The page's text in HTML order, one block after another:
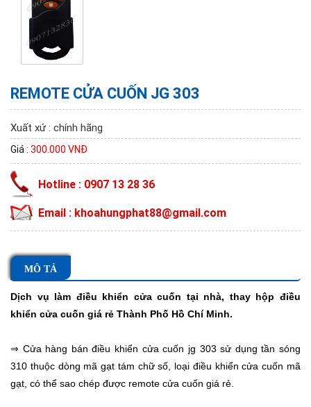
REMOTE CỬA CUỐN JG 303
Xuất xứ : chính hãng
Giá : 300.000 VNĐ
Hotline : 0907 13 28 36
Email : khoahungphat88@gmail.com
MÔ TẢ
Dịch vụ làm điều khiển cửa cuốn tại nhà, thay hộp điều
khiển cửa cuốn giá rẻ Thành Phố Hồ Chí Minh.
⇒ Cửa hàng bánđiều khiển cửa cuốn jg 303 sử dụng tần sóng
310 thuộc dòng mã gạt tám chữ số, loại điều khiển cửa cuốn mã
gạt, có thể sao chép được remote cửa cuốn giá rẻ.